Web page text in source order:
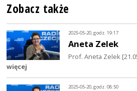
Zobacz także
2025-05-20, godz. 19:17
Aneta Zelek
Prof. Aneta Zelek
więcej
2025-05-20, godz. 08:50